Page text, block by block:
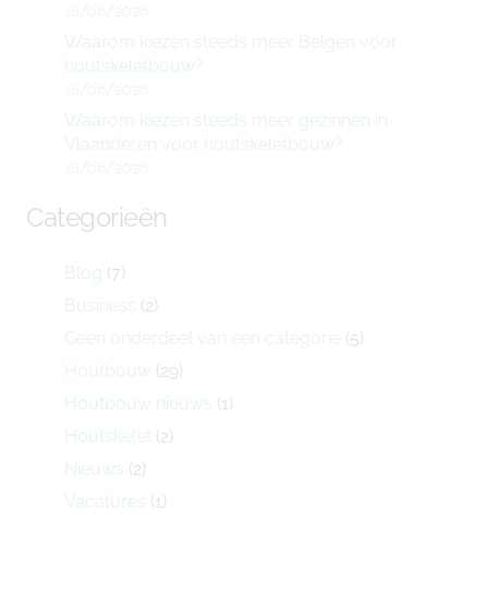
Waarom kiezen steeds meer Belgen voor
houtskeletbouw?
Waarom kiezen steeds meer gezinnen in
Vlaanderen voor houtskeletbouw?
Categorieën
Blog (7)
Business (2)
Geen onderdeel van een categorie (5)
Houtbouw (29)
Houtbouw nieuws (1)
Houtskelet (2)
Nieuws (2)
Vacatures (1)